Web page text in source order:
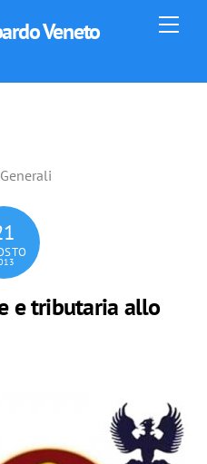
Veneto
e tributaria allo